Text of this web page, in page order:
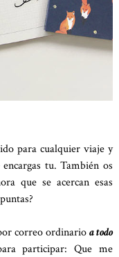
para cualquier viaje y
tu. También os
que se acercan esas
correo ordinarioa todo
participar: Que me